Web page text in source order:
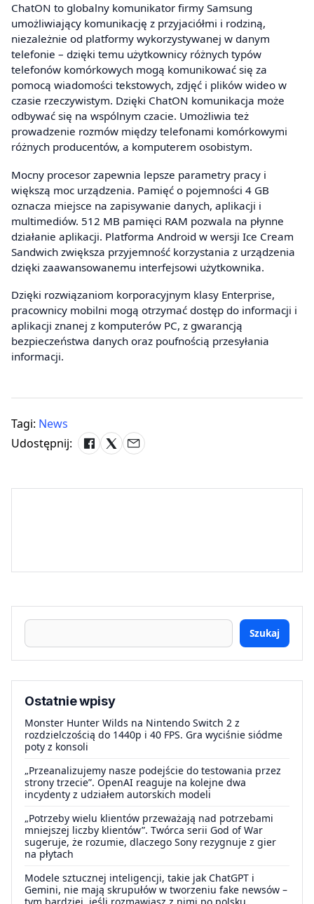
ChatON to globalny komunikator firmy Samsung
umożliwiający komunikację z przyjaciółmi i rodziną,
niezależnie od platformy wykorzystywanej w danym
telefonie – dzięki temu użytkownicy różnych typów
telefonów komórkowych mogą komunikować się za
pomocą wiadomości tekstowych, zdjęć i plików wideo w
czasie rzeczywistym. Dzięki ChatON komunikacja może
odbywać się na wspólnym czacie. Umożliwia też
prowadzenie rozmów między telefonami komórkowymi
różnych producentów, a komputerem osobistym.
Mocny procesor zapewnia lepsze parametry pracy i
większą moc urządzenia. Pamięć o pojemności 4 GB
oznacza miejsce na zapisywanie danych, aplikacji i
multimediów. 512 MB pamięci RAM pozwala na płynne
działanie aplikacji. Platforma Android w wersji Ice Cream
Sandwich zwiększa przyjemność korzystania z urządzenia
dzięki zaawansowanemu interfejsowi użytkownika.
Dzięki rozwiązaniom korporacyjnym klasy Enterprise,
pracownicy mobilni mogą otrzymać dostęp do informacji i
aplikacji znanej z komputerów PC, z gwarancją
bezpieczeństwa danych oraz poufnością przesyłania
informacji.
Tagi: News
Udostępnij:
Szukaj
Ostatnie wpisy
Monster Hunter Wilds na Nintendo Switch 2 z
rozdzielczością do 1440p i 40 FPS. Gra wyciśnie siódme
poty z konsoli
„Przeanalizujemy nasze podejście do testowania przez
strony trzecie”. OpenAI reaguje na kolejne dwa
incydenty z udziałem autorskich modeli
„Potrzeby wielu klientów przeważają nad potrzebami
mniejszej liczby klientów”. Twórca serii God of War
sugeruje, że rozumie, dlaczego Sony rezygnuje z gier
na płytach
Modele sztucznej inteligencji, takie jak ChatGPT i
Gemini, nie mają skrupułów w tworzeniu fake newsów –